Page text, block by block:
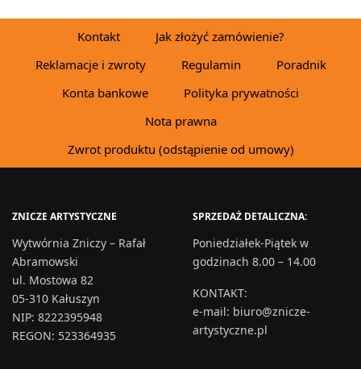
Kontakt
Jak złożyć zamówienie?
Reklamacje i zwroty
Regulamin
Poradnik
Konta bankowe
Polityka prywatności
Nota prawna
Zwrot produktu (odstąpienie od umowy)
ZNICZE ARTYSTYCZNE
Wytwórnia Zniczy – Rafał
Abramowski
ul. Mostowa 82
05-310 Kałuszyn
NIP: 8222395948
REGON: 523364935
SPRZEDAŻ DETALICZNA:
Poniedziałek-Piątek w
godzinach 8.00 – 14.00
KONTAKT:
e-mail: biuro@znicze-
artystyczne.pl